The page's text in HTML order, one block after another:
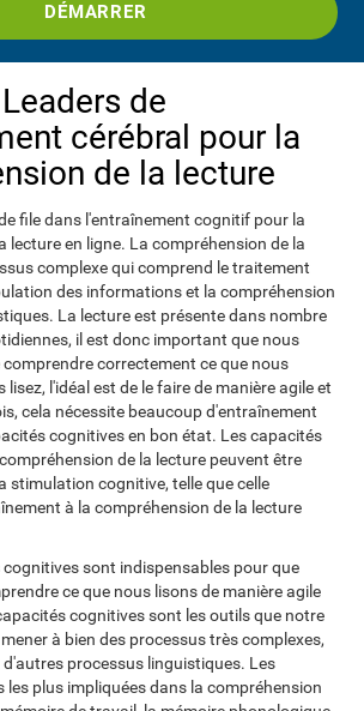
DÉMARRER
de
cérébral pour la
de la lecture
file dans l'entraînement cognitif pour la
lecture en ligne. La compréhension de la
complexe qui comprend le traitement
des informations et la compréhension
La lecture est présente dans nombre
il est donc important que nous
correctement ce que nous
lisez, l'idéal est de le faire de manière agile et
cela nécessite beaucoup d'entraînement
cognitives en bon état. Les capacités
de la lecture peuvent être
stimulation cognitive, telle que celle
à la compréhension de la lecture
sont indispensables pour que
ce que nous lisons de manière agile
cognitives sont les outils que notre
à bien des processus très complexes,
d'autres processus linguistiques. Les
les plus impliquées dans la compréhension